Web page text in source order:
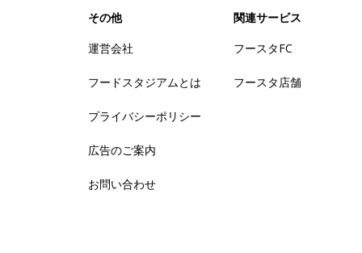
その他
運営会社
フードスタジアムとは
プライバシーポリシー
広告のご案内
お問い合わせ
関連サービス
フースタFC
フースタ店舗